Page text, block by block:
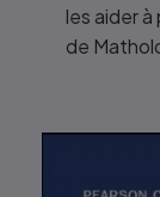
les aider
de